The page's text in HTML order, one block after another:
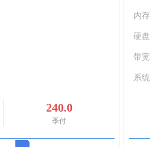
240.0
季付
内
硬
带
系